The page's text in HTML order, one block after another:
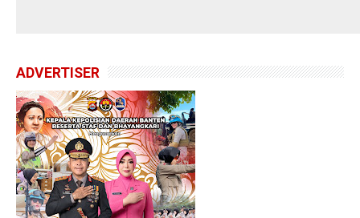
ADVERTISER